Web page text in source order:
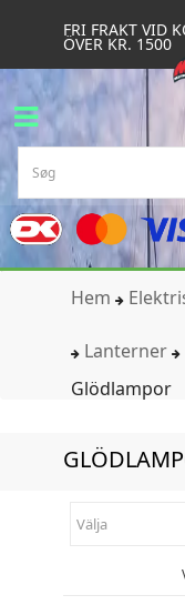
FRI FRAKT VID
ÖVER KR. 1500
Hem
Lanterner
Glödlampor
Välja